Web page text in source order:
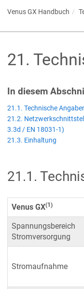
Venus GX Handbuch
21 .
In diesem
21.1. Technische
21.2.
3.3d / EN 18031-1)
21.3. Einhaltung
21.1 .
Venus GX(1)
Spannungsbereich
Stromversorgung
Stromaufnahme